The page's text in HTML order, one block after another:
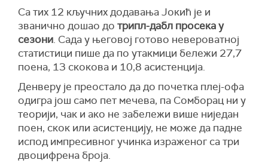
Са тих 12 кључних додавања Јокић је и
званично дошао до трипл-дабл просека у
сезони. Сада у његовој готово невероватној
статистици пише да по утакмици бележи 27,7
поена, 13 скокова и 10,8 асистенција.
Денверу је преостало да до почетка плеј-офа
одигра још само пет мечева, па Сомборац ни у
теорији, чак и ако не забележи више ниједан
поен, скок или асистенцију, не може да падне
испод импресивног учинка израженог са три
двоцифрена броја.